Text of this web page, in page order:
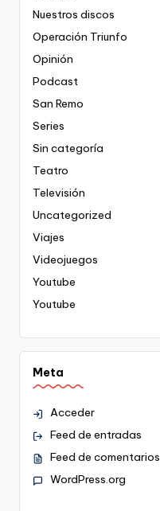
Nuestros discos
Operación Triunfo
Opinión
Podcast
San Remo
Series
Sin categoría
Teatro
Televisión
Uncategorized
Viajes
Videojuegos
Youtube
Youtube
Meta
Acceder
Feed de entradas
Feed de comentarios
WordPress.org